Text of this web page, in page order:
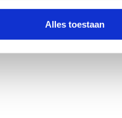
Alles toestaan